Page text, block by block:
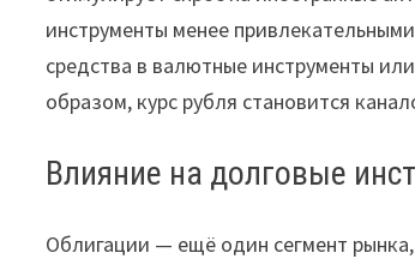
инструменты менее
средства в валютные инструменты
образом, курс рубля становится
Влияние на долговые
Облигации — ещё один сегмент